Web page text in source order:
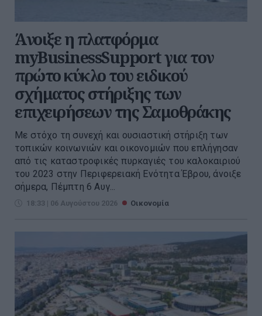
Άνοιξε η πλατφόρμα
myBusinessSupport για τον
πρώτο κύκλο του ειδικού
σχήματος στήριξης των
επιχειρήσεων της Σαμοθράκης
Με στόχο τη συνεχή και ουσιαστική στήριξη των
τοπικών κοινωνιών και οικονομιών που επλήγησαν
από τις καταστροφικές πυρκαγιές του καλοκαιριού
του 2023 στην Περιφερειακή Ενότητα Έβρου, άνοιξε
σήμερα, Πέμπτη 6 Αυγ...
18:33 | 06 Αυγούστου 2026 Οικονομία